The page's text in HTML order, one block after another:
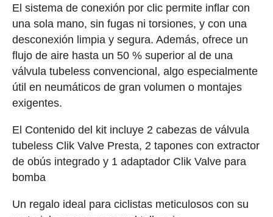
El sistema de conexión por clic permite inflar con
una sola mano, sin fugas ni torsiones, y con una
desconexión limpia y segura. Además, ofrece un
flujo de aire hasta un 50 % superior al de una
válvula tubeless convencional, algo especialmente
útil en neumáticos de gran volumen o montajes
exigentes.
El Contenido del kit incluye 2 cabezas de válvula
tubeless Clik Valve Presta, 2 tapones con extractor
de obús integrado y 1 adaptador Clik Valve para
bomba
Un regalo ideal para ciclistas meticulosos con su